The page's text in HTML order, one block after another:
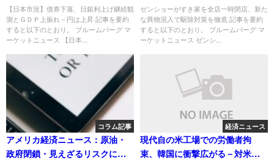
円は上昇
【日本市況】債券下落、日銀利上げ継続観
測とＧＤＰ上振れ－円は上昇 記事を要約
すると以下のとおり。 ブルームバーグ マ
ーケットニュース 【日本...
策を徹底
ゼンショーがすき家を全店一時閉店、新た
な異物混入で駆除対策を徹底 記事を要約
すると以下のとおり。 ブルームバーグ マ
ーケットニュース ゼンシ...
コラム記事
アメリカ経済ニュース：原油・
政府閉鎖・見えざるリスクに迫
経済ニュース
現代自の米工場での労働者拘
束、韓国に衝撃広がる－対米投